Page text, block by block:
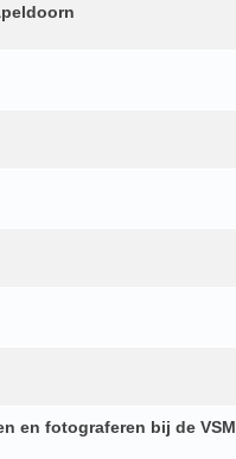
en fotograferen bij de VSM